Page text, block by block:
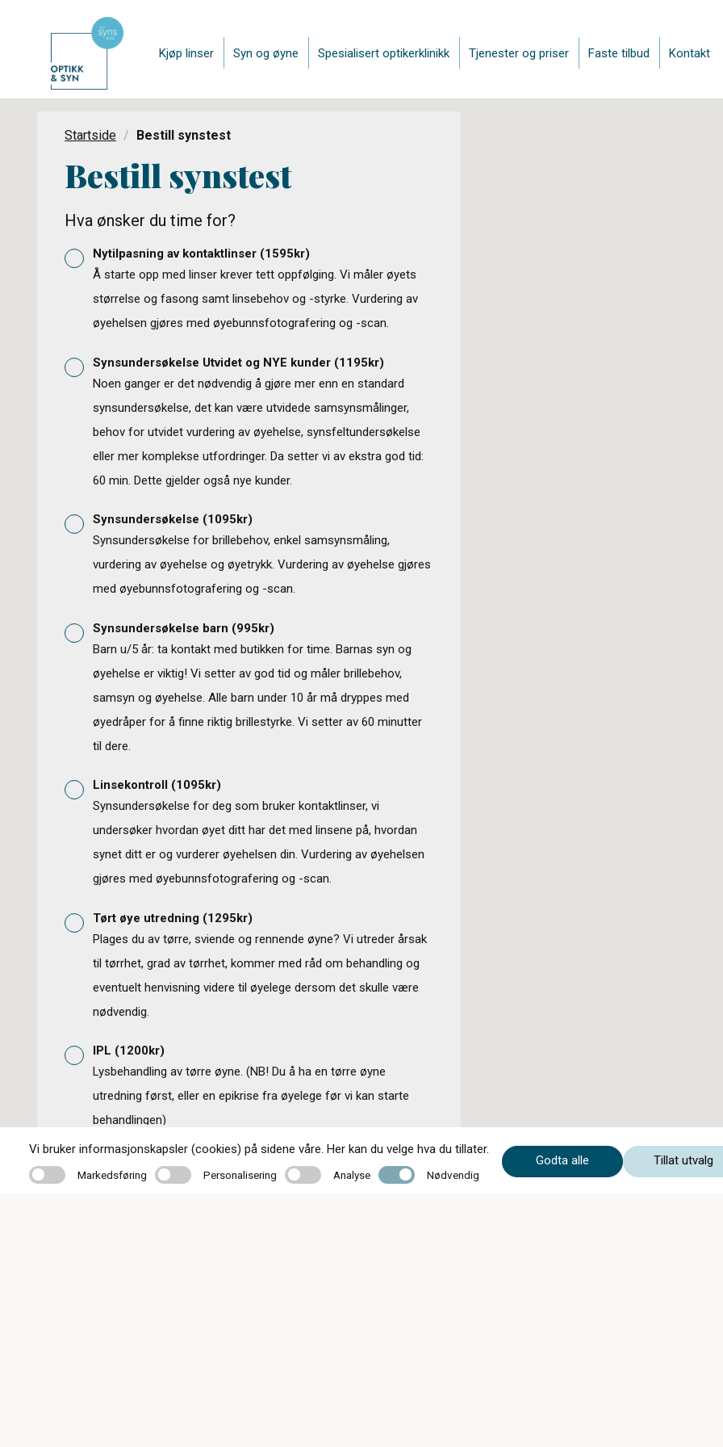
Kjøp linser Syn og øyne Spesialisert optikerklinikk Tjenester og priser Faste tilbud Kontakt
Startside Bestill synstest
Bestill synstest
Hva ønsker du time for?
Nytilpasning av kontaktlinser (1595kr)
Å starte opp med linser krever tett oppfølging. Vi måler øyets
størrelse og fasong samt linsebehov og -styrke. Vurdering av
øyehelsen gjøres med øyebunnsfotografering og -scan.
Synsundersøkelse Utvidet og NYE kunder (1195kr)
Noen ganger er det nødvendig å gjøre mer enn en standard
synsundersøkelse, det kan være utvidede samsynsmålinger,
behov for utvidet vurdering av øyehelse, synsfeltundersøkelse
eller mer komplekse utfordringer. Da setter vi av ekstra god tid:
60 min. Dette gjelder også nye kunder.
Synsundersøkelse (1095kr)
Synsundersøkelse for brillebehov, enkel samsynsmåling,
vurdering av øyehelse og øyetrykk. Vurdering av øyehelse gjøres
med øyebunnsfotografering og -scan.
Synsundersøkelse barn (995kr)
Barn u/5 år: ta kontakt med butikken for time. Barnas syn og
øyehelse er viktig! Vi setter av god tid og måler brillebehov,
samsyn og øyehelse. Alle barn under 10 år må dryppes med
øyedråper for å finne riktig brillestyrke. Vi setter av 60 minutter
til dere.
Linsekontroll (1095kr)
Synsundersøkelse for deg som bruker kontaktlinser, vi
undersøker hvordan øyet ditt har det med linsene på, hvordan
synet ditt er og vurderer øyehelsen din. Vurdering av øyehelsen
gjøres med øyebunnsfotografering og -scan.
Tørt øye utredning (1295kr)
Plages du av tørre, sviende og rennende øyne? Vi utreder årsak
til tørrhet, grad av tørrhet, kommer med råd om behandling og
eventuelt henvisning videre til øyelege dersom det skulle være
nødvendig.
IPL (1200kr)
Lysbehandling av tørre øyne. (NB! Du å ha en tørre øyne
utredning først, eller en epikrise fra øyelege før vi kan starte
behandlingen)
Vi bruker informasjonskapsler (cookies) på sidene våre. Her kan du velge hva du tillater.
MarkedsføringMarkedsføring PersonaliseringPersonalisering Analyse Analyse Nødvendig Nødvendig
Godta alle Tillat utvalg